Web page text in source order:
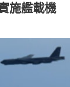
施艦載機